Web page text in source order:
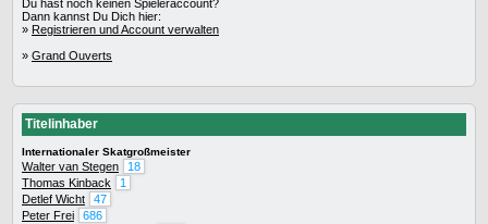
Du hast noch keinen Spieleraccount?
Dann kannst Du Dich hier:
» Registrieren und Account verwalten
» Grand Ouverts
Titelinhaber
Internationaler Skatgroßmeister
Walter van Stegen
18
Thomas Kinback
1
Detlef Wicht
47
Peter Frei
686